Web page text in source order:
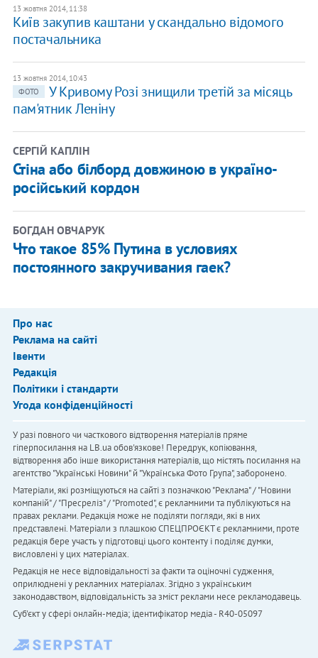
13 жовтня 2014, 11:38
Київ закупив каштани у скандально відомого
постачальника
13 жовтня 2014, 10:43
ФОТО
У Кривому Розі знищили третій за місяць
пам'ятник Леніну
СЕРГІЙ КАПЛІН
Стіна або білборд довжиною в україно-
російський кордон
БОГДАН ОВЧАРУК
Что такое 85% Путина в условиях
постоянного закручивания гаек?
Про нас
Реклама на сайті
Івенти
Редакція
Політики і стандарти
Угода конфіденційності
У разі повного чи часткового відтворення матеріалів пряме
гіперпосилання на LB.ua обов'язкове! Передрук, копіювання,
відтворення або інше використання матеріалів, що містять посилання на
агентство "Українськi Новини" й "Українська Фото Група", заборонено.
Матеріали, які розміщуються на сайті з позначкою "Реклама" / "Новини
компаній" / "Пресреліз" / "Promoted", є рекламними та публікуються на
правах реклами. Редакція може не поділяти погляди, які в них
представлені. Матеріали з плашкою СПЕЦПРОЄКТ є рекламними, проте
редакція бере участь у підготовці цього контенту і поділяє думки,
висловлені у цих матеріалах.
Редакція не несе відповідальності за факти та оціночні судження,
оприлюднені у рекламних матеріалах. Згідно з українським
законодавством, відповідальність за зміст реклами несе рекламодавець.
Cуб'єкт у сфері онлайн-медіа; ідентифікатор медіа - R40-05097